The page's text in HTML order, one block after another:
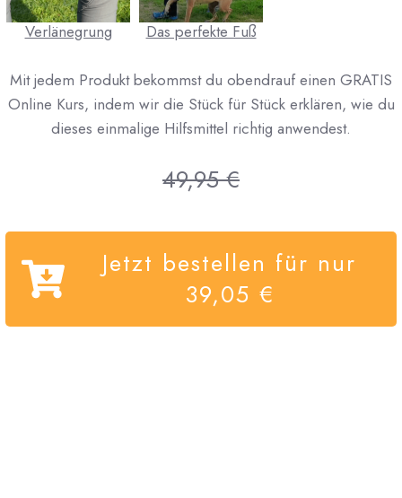
Verlänegrung Das perfekte Fuß
Mit jedem Produkt bekommst du obendrauf einen GRATIS
Online Kurs, indem wir die Stück für Stück erklären, wie du
dieses einmalige Hilfsmittel richtig anwendest.
49,95 €
Jetzt bestellen für nur
39,05 €